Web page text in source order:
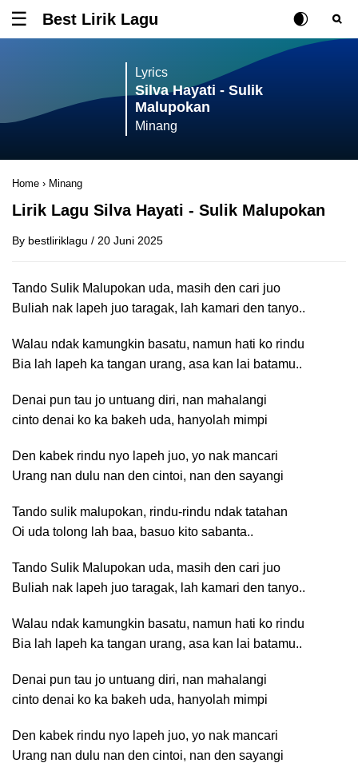
Tombol untuk membuka atau menutup menu
Best Lirik Lagu Rubah Posisi
Tombol
Lyrics
Silva Hayati - Sulik
Malupokan
Minang
Home › Minang
Lirik Lagu Silva Hayati - Sulik Malupokan
By bestliriklagu / 20 Juni 2025
Tando Sulik Malupokan uda, masih den cari juo
Buliah nak lapeh juo taragak, lah kamari den tanyo..
Walau ndak kamungkin basatu, namun hati ko rindu
Bia lah lapeh ka tangan urang, asa kan lai batamu..
Denai pun tau jo untuang diri, nan mahalangi
cinto denai ko ka bakeh uda, hanyolah mimpi
Den kabek rindu nyo lapeh juo, yo nak mancari
Urang nan dulu nan den cintoi, nan den sayangi
Tando sulik malupokan, rindu-rindu ndak tatahan
Oi uda tolong lah baa, basuo kito sabanta..
Tando Sulik Malupokan uda, masih den cari juo
Buliah nak lapeh juo taragak, lah kamari den tanyo..
Walau ndak kamungkin basatu, namun hati ko rindu
Bia lah lapeh ka tangan urang, asa kan lai batamu..
Denai pun tau jo untuang diri, nan mahalangi
cinto denai ko ka bakeh uda, hanyolah mimpi
Den kabek rindu nyo lapeh juo, yo nak mancari
Urang nan dulu nan den cintoi, nan den sayangi